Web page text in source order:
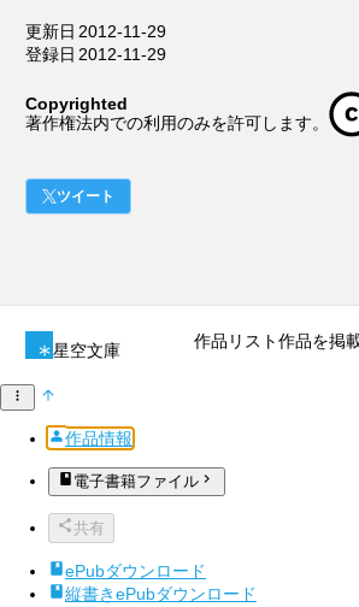
更新日 2012-11-29
登録日 2012-11-29
Copyrighted
著作権法内での利用のみを許可します。
ツイート
星空文庫 作品リスト作品を掲
作品情報
電子書籍ファイル
共有
ePubダウンロード
縦書きePubダウンロード